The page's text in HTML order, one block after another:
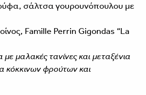
σάλτσα γουρουνόπουλου με
Famille Perrin Gigondas “La
με μαλακές τανίνες και μεταξένια
κόκκινων φρούτων και